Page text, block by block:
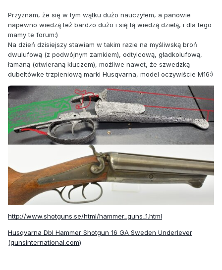
Przyznam, że się w tym wątku dużo nauczyłem, a panowie
napewno wiedzą też bardzo dużo i się tą wiedzą dzielą, i dla tego
mamy te forum:)
Na dzień dzisiejszy stawiam w takim razie na myśliwską broń
dwulufową (z podwójnym zamkiem), odtylcową, gładkolufową,
łamaną (otwieraną kluczem), możliwe nawet, że szwedzką
dubeltówke trzpieniową marki Husqvarna, model oczywiście M16:)
http://www.shotguns.se/html/hammer_guns_1.html
Husqvarna Dbl Hammer Shotgun 16 GA Sweden Underlever
(gunsinternational.com)